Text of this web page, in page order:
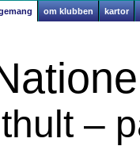
om klubben kartor
–